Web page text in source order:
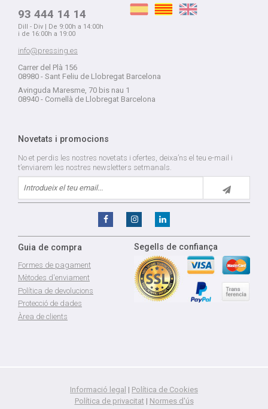
93 444 14 14
Dill - Div | De 9:00h a 14:00h
i de 16:00h a 19:00
info@pressing.es
Carrer del Plà 156
08980 - Sant Feliu de Llobregat Barcelona
Avinguda Maresme, 70 bis nau 1
08940 - Cornellà de Llobregat Barcelona
Novetats i promocions
No et perdis les nostres novetats i ofertes, deixa’ns el teu e-mail i
t’enviarem les nostres newsletters setmanals.
Guia de compra
Formes de pagament
Mètodes d'enviament
Política de devolucions
Protecció de dades
Àrea de clients
Segells de confiança
Informació legal | Política de Cookies
Política de privacitat| Normes d'ús